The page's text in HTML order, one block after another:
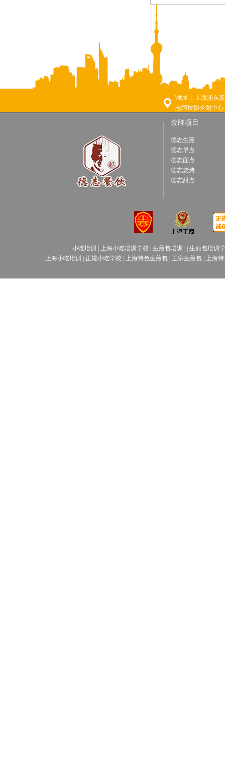
\地址：上海浦东
志阿拉娘企划中心
金牌项目
德志生煎
德志早点
德志面点
德志烧烤
德志甜点
小吃培训 上海小吃培训学校 生煎包培训
生煎包培训
上海小吃培训
正规小吃学校 上海特色生煎包 正宗生煎包 上海